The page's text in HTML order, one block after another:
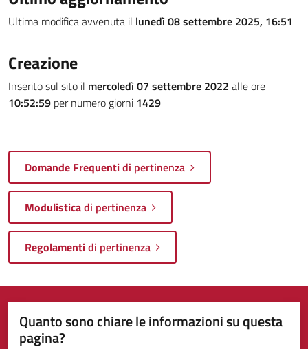
Ultima modifica avvenuta il lunedì 08 settembre 2025, 16:51
Creazione
Inserito sul sito il mercoledì 07 settembre 2022 alle ore
10:52:59 per numero giorni 1429
Domande Frequentidi pertinenza
Modulisticadi pertinenza
Regolamentidi pertinenza
Quanto sono chiare le informazioni su questa
pagina?